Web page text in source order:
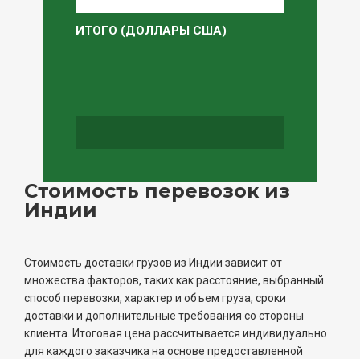
ИТОГО (ДОЛЛАРЫ США)
Стоимость перевозок из
Индии
Стоимость доставки грузов из Индии зависит от
множества факторов, таких как расстояние, выбранный
способ перевозки, характер и объем груза, сроки
доставки и дополнительные требования со стороны
клиента. Итоговая цена рассчитывается индивидуально
для каждого заказчика на основе предоставленной